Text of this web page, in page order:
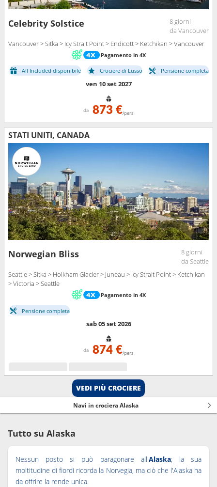
Celebrity Solstice
8 giorni
da Vancouver
Vancouver > Sitka > Icy Strait Point > Endicott > Ketchikan > Vancouver
Pagamento in 4X
All Included disponibile Crociere di Lusso Pensione completa
ven 10 set 2027
da 873 €/pers
STATI UNITI, CANADA
Norwegian Bliss
8 giorni
da Seattle
Seattle > Sitka > Holkham Glacier > Juneau > Icy Strait Point > Ketchikan
> Victoria > Seattle
Pagamento in 4X
Pensione completa
sab 05 set 2026
da 874 €/pers
VEDI PIÙ CROCIERE
Navi in crociera Alaska
Tutto su Alaska
Nessun posto si può paragonare all'Alaska; la sua
moltitudine di fiordi ricorda la Norvegia, ma ciò che l'Alaska ha
da offrire la rende unica.